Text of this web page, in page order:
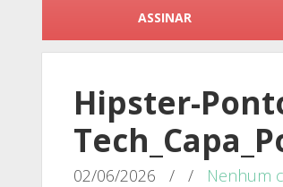
ASSINAR
Hipster-
02/06/2026 / / Nenhum